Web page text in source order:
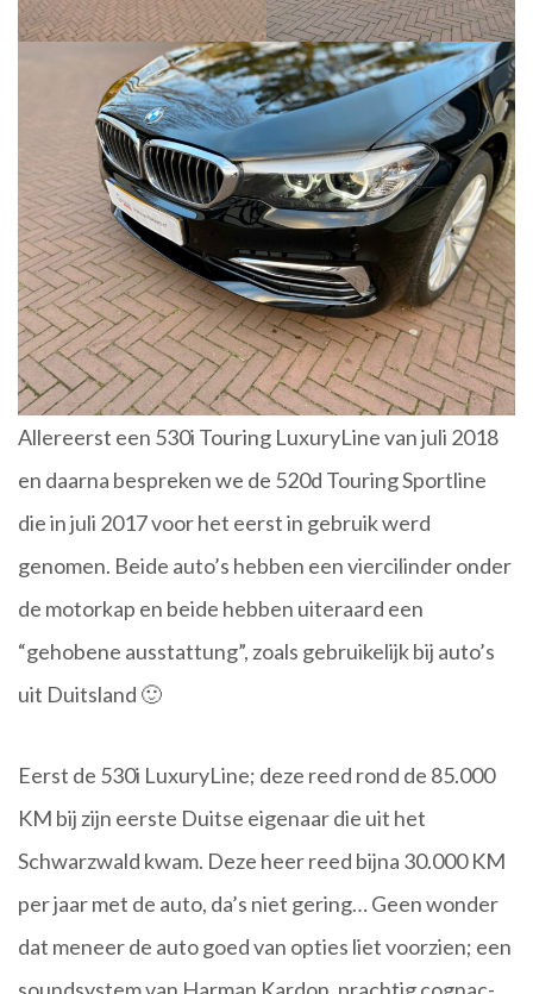
Allereerst een 530i Touring LuxuryLine van juli 2018
en daarna bespreken we de 520d Touring Sportline
die in juli 2017 voor het eerst in gebruik werd
genomen. Beide auto’s hebben een viercilinder onder
de motorkap en beide hebben uiteraard een
“gehobene ausstattung”, zoals gebruikelijk bij auto’s
uit Duitsland 🙂
Eerst de 530i LuxuryLine; deze reed rond de 85.000
KM bij zijn eerste Duitse eigenaar die uit het
Schwarzwald kwam. Deze heer reed bijna 30.000 KM
per jaar met de auto, da’s niet gering… Geen wonder
dat meneer de auto goed van opties liet voorzien; een